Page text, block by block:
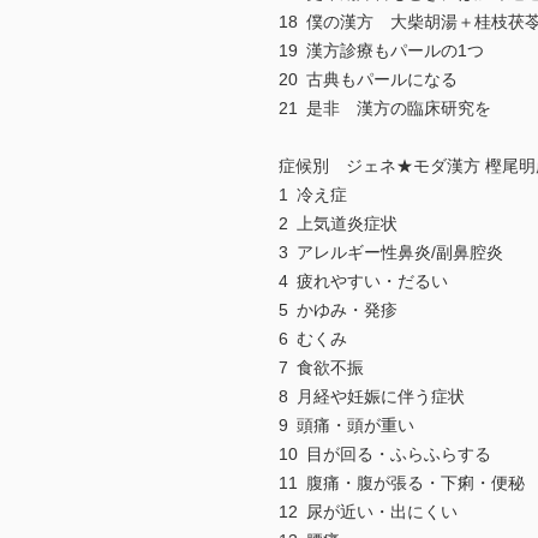
18 僕の漢方 大柴胡湯＋桂枝茯
19 漢方診療もパールの1つ
20 古典もパールになる
21 是非 漢方の臨床研究を
症候別 ジェネ★モダ漢方 樫尾明
1 冷え症
2 上気道炎症状
3 アレルギー性鼻炎/副鼻腔炎
4 疲れやすい・だるい
5 かゆみ・発疹
6 むくみ
7 食欲不振
8 月経や妊娠に伴う症状
9 頭痛・頭が重い
10 目が回る・ふらふらする
11 腹痛・腹が張る・下痢・便秘
12 尿が近い・出にくい